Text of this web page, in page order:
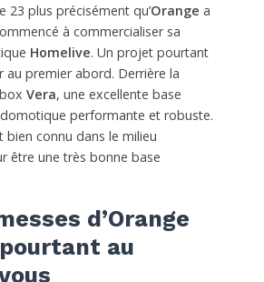
23 plus précisément qu’Orange a
à commercialiser sa
Homelive. Un projet pourtant
premier abord. Derrière la
Vera, une excellente base
performante et robuste.
bien connu dans le milieu
être une très bonne base
d’Orange
au